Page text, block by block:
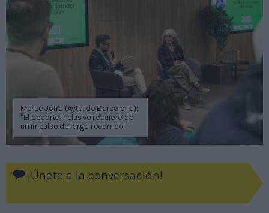
Mercè Jofra (Ayto. de Barcelona):
“El deporte inclusivo requiere de
un impulso de largo recorrido”
¡Únete a la conversación!